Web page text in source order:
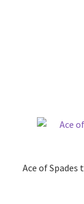
Ace of